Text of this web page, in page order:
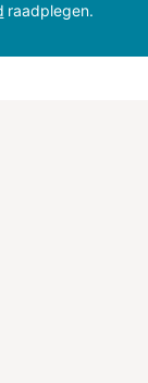
raadplegen.